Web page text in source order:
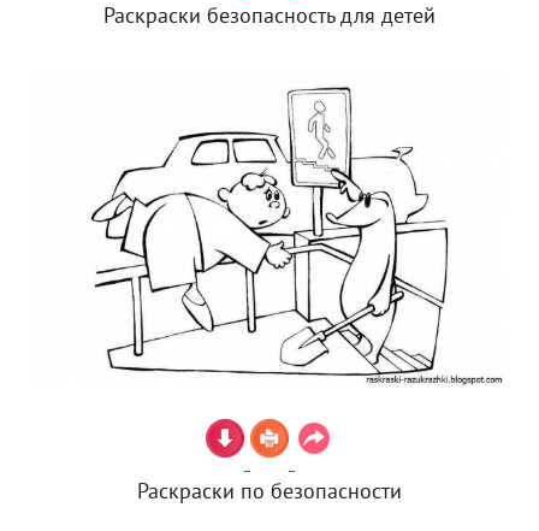
Раскраски безопасность для детей
Раскраски по безопасности